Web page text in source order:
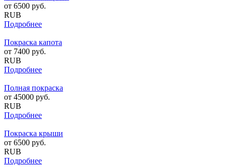
от 6500 руб.
RUB
Подробнее
Покраска капота
от 7400 руб.
RUB
Подробнее
Полная покраска
от 45000 руб.
RUB
Подробнее
Покраска крыши
от 6500 руб.
RUB
Подробнее